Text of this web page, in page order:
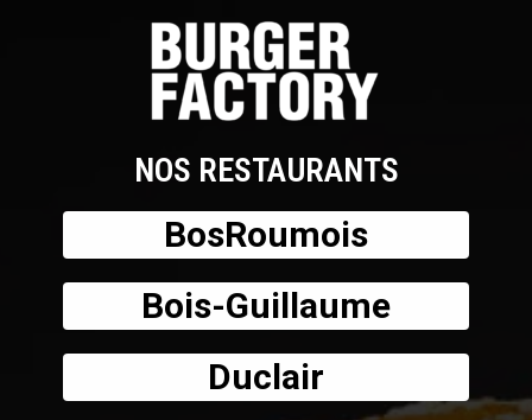
NOS RESTAURANTS
BosRoumois
Bois-Guillaume
Duclair